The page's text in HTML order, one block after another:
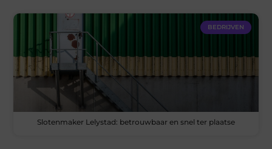
BEDRIJVEN
Slotenmaker Lelystad: betrouwbaar en snel ter plaatse